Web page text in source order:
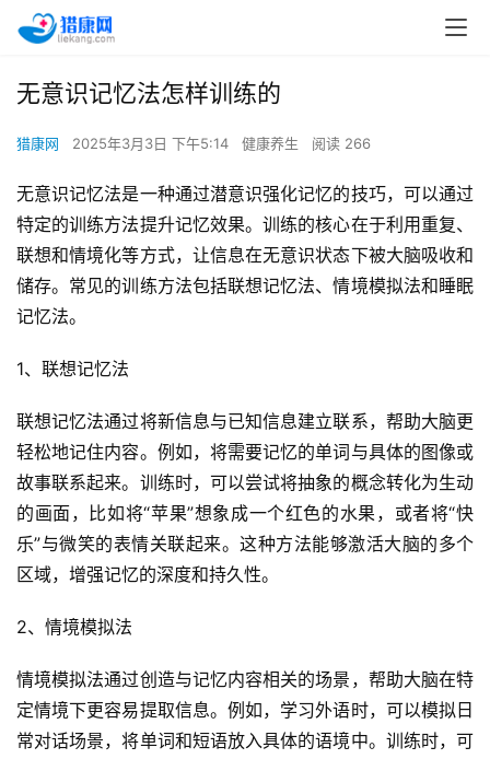
无意识记忆法怎样训练的
猎康网 2025年3月3日 下午5:14 健康养生 阅读 266
无意识记忆法是一种通过潜意识强化记忆的技巧，可以通过
特定的训练方法提升记忆效果。训练的核心在于利用重复、
联想和情境化等方式，让信息在无意识状态下被大脑吸收和
储存。常见的训练方法包括联想记忆法、情境模拟法和睡眠
记忆法。
1、联想记忆法
联想记忆法通过将新信息与已知信息建立联系，帮助大脑更
轻松地记住内容。例如，将需要记忆的单词与具体的图像或
故事联系起来。训练时，可以尝试将抽象的概念转化为生动
的画面，比如将“苹果”想象成一个红色的水果，或者将“快
乐”与微笑的表情关联起来。这种方法能够激活大脑的多个
区域，增强记忆的深度和持久性。
2、情境模拟法
情境模拟法通过创造与记忆内容相关的场景，帮助大脑在特
定情境下更容易提取信息。例如，学习外语时，可以模拟日
常对话场景，将单词和短语放入具体的语境中。训练时，可